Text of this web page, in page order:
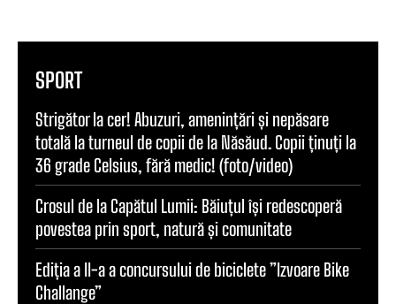
SPORT
Strigător la cer! Abuzuri, amenințări și nepăsare
totală la turneul de copii de la Năsăud. Copii ținuți la
36 grade Celsius, fără medic! (foto/video)
Crosul de la Capătul Lumii: Băiuțul își redescoperă
povestea prin sport, natură și comunitate
Ediția a II-a a concursului de biciclete ”Izvoare Bike
Challange”